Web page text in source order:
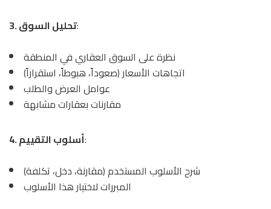
3. تحليل السوق:
نظرة على السوق العقاري في المنطقة
اتجاهات الأسعار (صعوداً، هبوطاً، استقراراً)
عوامل العرض والطلب
مقارنات بعقارات مشابهة
4. أسلوب التقييم:
شرح الأسلوب المستخدم (مقارنة، دخل، تكلفة)
المبررات لاختيار هذا الأسلوب